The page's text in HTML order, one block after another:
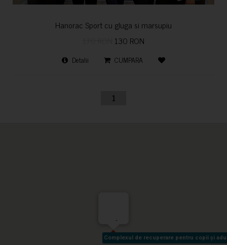
Hanorac Sport cu gluga si marsupiu
130 RON
Detalii CUMPARA
1
Complexul de recuperare pentru copii și
Complexul de recuperare pentru copii și
-